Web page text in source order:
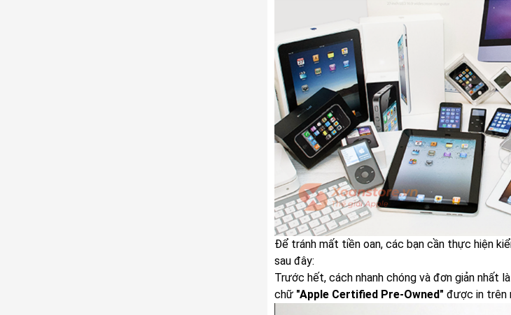
Để tránh mất tiền oan, các bạn cần thực hiện
sau đây:
Trước hết, cách nhanh chóng và đơn giản nhất
chữ "Apple Certified Pre-Owned" được in trên